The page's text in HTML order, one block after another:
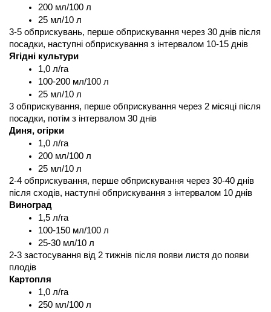
200 мл/100 л
25 мл/10 л
3-5 обприскувань, перше обприскування через 30 днів після
посадки, наступні обприскування з інтервалом 10-15 днів
Ягідні культури
1,0 л/га
100-200 мл/100 л
25 мл/10 л
3 обприскування, перше обприскування через 2 місяці після
посадки, потім з інтервалом 30 днів
Диня, огірки
1,0 л/га
200 мл/100 л
25 мл/10 л
2-4 обприскування, перше обприскування через 30-40 днів
після сходів, наступні обприскування з інтервалом 10 днів
Виноград
1,5 л/га
100-150 мл/100 л
25-30 мл/10 л
2-3 застосування від 2 тижнів після появи листя до появи
плодів
Картопля
1,0 л/га
250 мл/100 л